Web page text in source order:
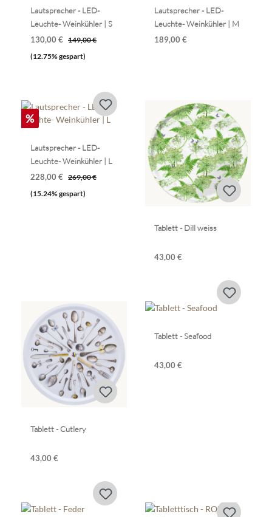
Lautsprecher - LED-
Leuchte- Weinkühler | S
130,00 € 149,00 €
(12.75% gespart)
Lautsprecher - LED-
Leuchte- Weinkühler | M
189,00 €
%
Lautsprecher - LED-
Leuchte- Weinkühler | L
228,00 € 269,00 €
(15.24% gespart)
Tablett - Dill weiss
43,00 €
Tablett - Cutlery
43,00 €
Tablett - Seafood
43,00 €